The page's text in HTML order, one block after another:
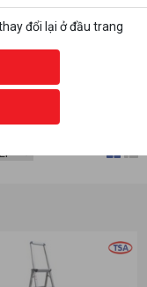
đổi lại ở đầu trang